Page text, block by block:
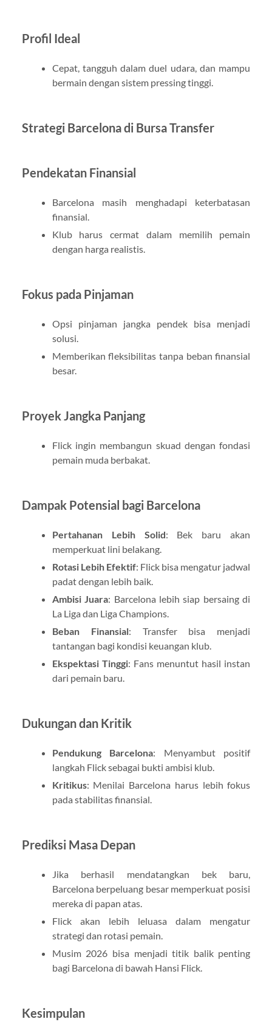
Profil Ideal
Cepat, tangguh dalam duel udara, dan mampu
bermain dengan sistem pressing tinggi.
Strategi Barcelona di Bursa Transfer
Pendekatan Finansial
Barcelona masih menghadapi keterbatasan
finansial.
Klub harus cermat dalam memilih pemain
dengan harga realistis.
Fokus pada Pinjaman
Opsi pinjaman jangka pendek bisa menjadi
solusi.
Memberikan fleksibilitas tanpa beban finansial
besar.
Proyek Jangka Panjang
Flick ingin membangun skuad dengan fondasi
pemain muda berbakat.
Dampak Potensial bagi Barcelona
Pertahanan Lebih Solid: Bek baru akan
memperkuat lini belakang.
Rotasi Lebih Efektif: Flick bisa mengatur jadwal
padat dengan lebih baik.
Ambisi Juara: Barcelona lebih siap bersaing di
La Liga dan Liga Champions.
Beban Finansial: Transfer bisa menjadi
tantangan bagi kondisi keuangan klub.
Ekspektasi Tinggi: Fans menuntut hasil instan
dari pemain baru.
Dukungan dan Kritik
Pendukung Barcelona: Menyambut positif
langkah Flick sebagai bukti ambisi klub.
Kritikus: Menilai Barcelona harus lebih fokus
pada stabilitas finansial.
Prediksi Masa Depan
Jika berhasil mendatangkan bek baru,
Barcelona berpeluang besar memperkuat posisi
mereka di papan atas.
Flick akan lebih leluasa dalam mengatur
strategi dan rotasi pemain.
Musim 2026 bisa menjadi titik balik penting
bagi Barcelona di bawah Hansi Flick.
Kesimpulan